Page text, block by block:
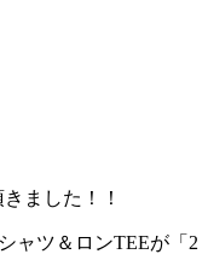
ました！！
ャツ＆ロンTEEが「2